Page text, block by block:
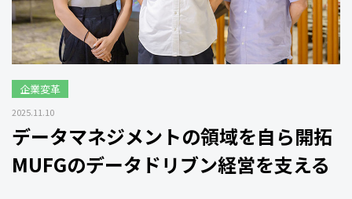
企業変革
2025.11.10
データマネジメントの領域を自ら開拓
MUFGのデータドリブン経営を支える